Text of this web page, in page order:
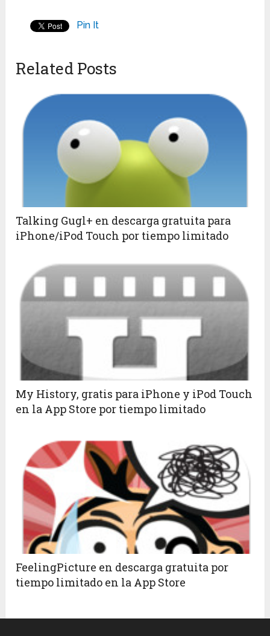
Pin It
Related Posts
Talking Gugl+ en descarga gratuita para
iPhone/iPod Touch por tiempo limitado
My History, gratis para iPhone y iPod Touch
en la App Store por tiempo limitado
FeelingPicture en descarga gratuita por
tiempo limitado en la App Store